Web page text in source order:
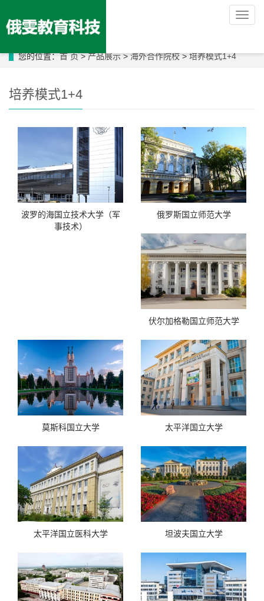
导
航
单
您的位置：首 页>产品展示>海外合作院校>培养模式1+4
培养模式1+4
波罗的海国立技术大学（军
事技术）
俄罗斯国立师范大学
伏尔加格勒国立师范大学
莫斯科国立大学 太平洋国立大学
太平洋国立医科大学 坦波夫国立大学